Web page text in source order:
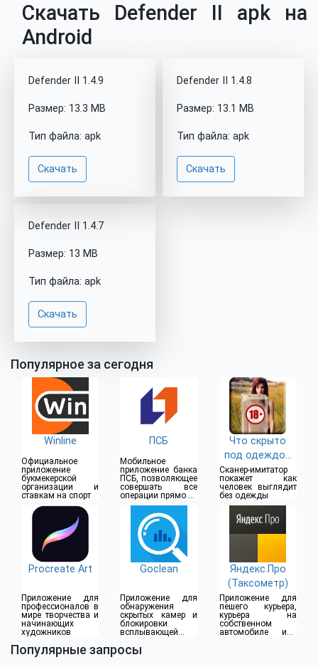
Скачать Defender II apk на
Android
Defender II 1.4.9
Размер: 13.3 MB
Тип файла: apk
Скачать
Defender II 1.4.8
Размер: 13.1 MB
Тип файла: apk
Скачать
Defender II 1.4.7
Размер: 13 MB
Тип файла: apk
Скачать
Популярное за сегодня
Winline
Официальное
приложение
букмекерской
организации и
ставкам на спорт
ПСБ
Мобильное
приложение банка
ПСБ, позволяющее
совершать все
операции прямо из
дома
Что скрыто
под одеждой
(18+)
Сканер-имитатор
покажет как
человек выглядит
без одежды
Procreate Art
Приложение для
профессионалов в
мире творчества и
начинающих
художников
Goclean
Приложение для
обнаружения
скрытых камер и
блокировки
всплывающей
Яндекс.Про
(Таксометр)
Приложение для
пешего курьера,
курьера на
собственном
автомобиле или
Популярные запросы